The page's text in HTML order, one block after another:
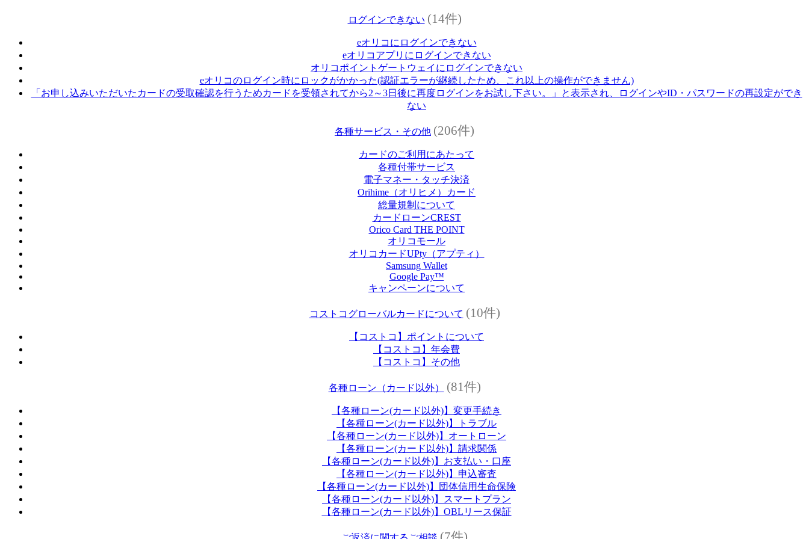
ログインできない (14件)
eオリコにログインできない
eオリコアプリにログインできない
オリコポイントゲートウェイにログインできない
eオリコのログイン時にロックがかかった(認証エラーが継続したため、これ以上の操作ができません)
「お申し込みいただいたカードの受取確認を行うためカードを受領されてから2～3日後に再度ログインをお試し下さい。」と表示され、ログインやID・パスワードの再設定ができ
ない
各種サービス・その他 (206件)
カードのご利用にあたって
各種付帯サービス
電子マネー・タッチ決済
Orihime（オリヒメ）カード
総量規制について
カードローンCREST
Orico Card THE POINT
オリコモール
オリコカードUPty（アプティ）
Samsung Wallet
Google Pay™
キャンペーンについて
コストコグローバルカードについて (10件)
【コストコ】ポイントについて
【コストコ】年会費
【コストコ】その他
各種ローン（カード以外） (81件)
【各種ローン(カード以外)】変更手続き
【各種ローン(カード以外)】トラブル
【各種ローン(カード以外)】オートローン
【各種ローン(カード以外)】請求関係
【各種ローン(カード以外)】お支払い・口座
【各種ローン(カード以外)】申込審査
【各種ローン(カード以外)】団体信用生命保険
【各種ローン(カード以外)】スマートプラン
【各種ローン(カード以外)】OBLリース保証